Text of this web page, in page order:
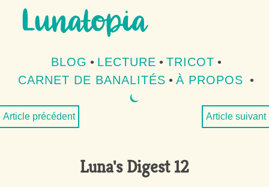
Aller au contenu
Aller au menu
BLOG • LECTURE • TRICOT •
CARNET DE BANALITÉS • À PROPOS •
⏾
MODE SOMBRE
Article précédent Article suivant
Luna's Digest 12